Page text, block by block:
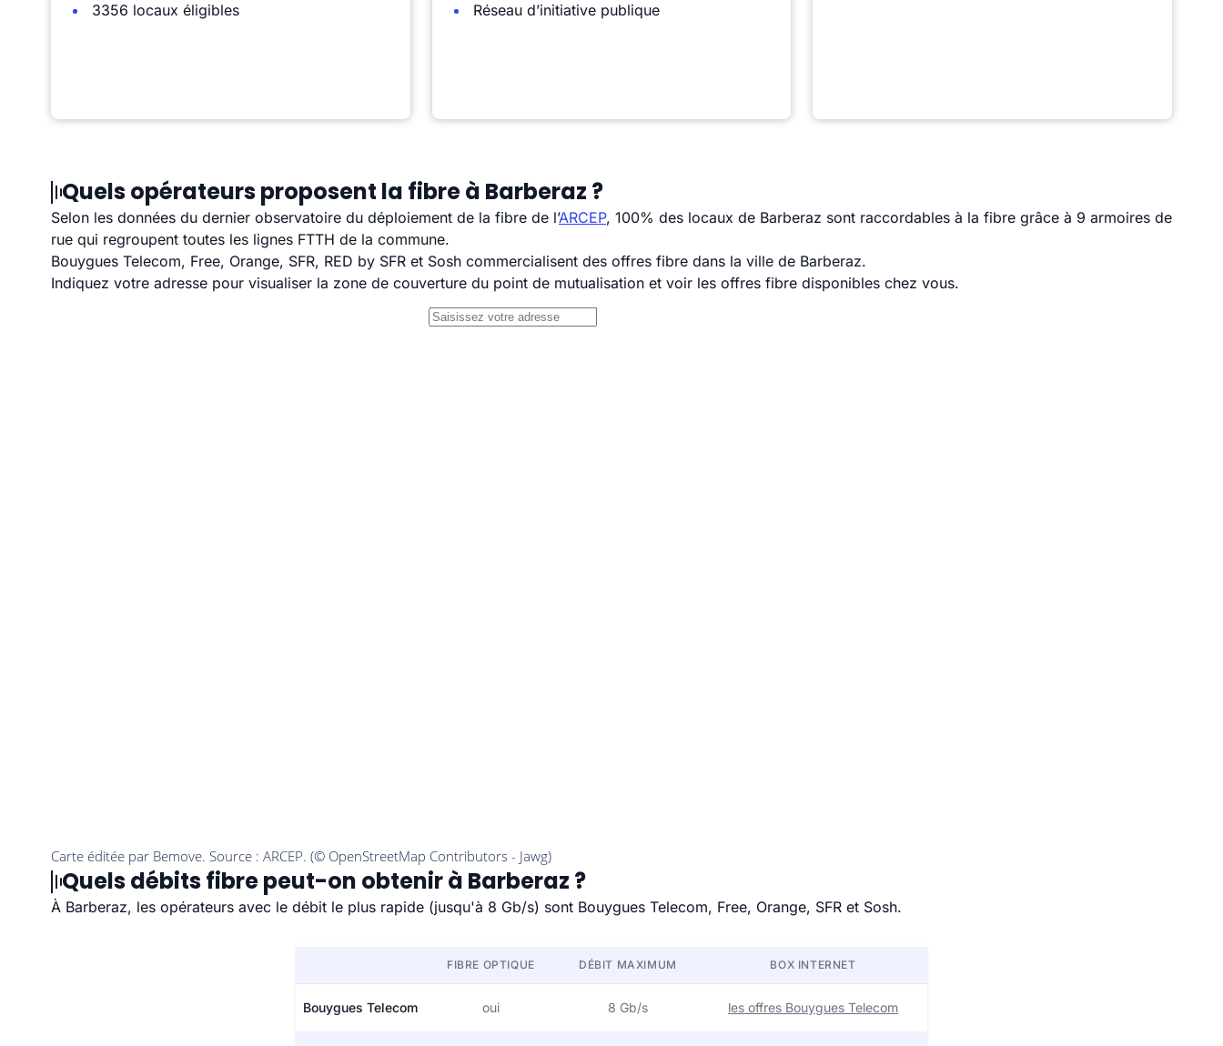
3356 locaux éligibles
Réseau d’initiative publique
Quels opérateurs proposent la fibre à Barberaz ?
Selon les données du dernier observatoire du déploiement de la fibre de l’ARCEP, 100% des locaux de Barberaz sont raccordables à la fibre grâce à 9 armoires de
rue qui regroupent toutes les lignes FTTH de la commune.
Bouygues Telecom, Free, Orange, SFR, RED by SFR et Sosh commercialisent des offres fibre dans la ville de Barberaz.
Indiquez votre adresse pour visualiser la zone de couverture du point de mutualisation et voir les offres fibre disponibles chez vous.
Quels débits fibre peut-on obtenir à Barberaz ?
À Barberaz, les opérateurs avec le débit le plus rapide (jusqu'à 8 Gb/s) sont Bouygues Telecom, Free, Orange, SFR et Sosh.
FIBRE OPTIQUE DÉBIT MAXIMUM BOX INTERNET
Bouygues Telecom oui 8 Gb/s les offres Bouygues Telecom